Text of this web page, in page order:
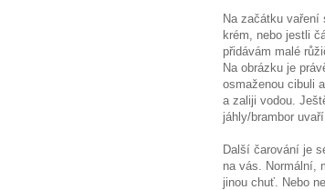
Na začátku vaření
krém, nebo jestli
přidávám malé
Na obrázku je
osmaženou cibuli
a zaliji vodou.
jáhly/brambor
Další čarování je
na vás. Normální,
jinou chuť. Nebo